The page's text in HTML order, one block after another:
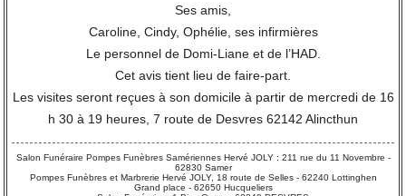
Ses amis,
Caroline, Cindy, Ophélie, ses infirmières
Le personnel de Domi-Liane et de l’HAD.
Cet avis tient lieu de faire-part.
Les visites seront reçues à son domicile à partir de mercredi de 16
h 30 à 19 heures, 7 route de Desvres 62142 Alincthun
Salon Funéraire Pompes Funèbres Samériennes Hervé JOLY : 211 rue du 11 Novembre -
62830 Samer
Pompes Funèbres et Marbrerie Hervé JOLY, 18 route de Selles - 62240 Lottinghen
Grand place - 62650 Hucqueliers